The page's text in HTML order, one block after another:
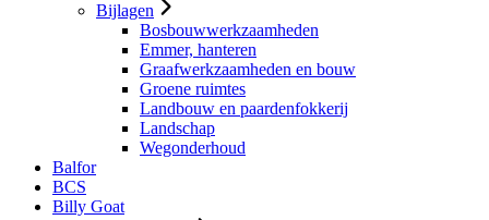
Bijlagen
Bosbouwwerkzaamheden
Emmer, hanteren
Graafwerkzaamheden en bouw
Groene ruimtes
Landbouw en paardenfokkerij
Landschap
Wegonderhoud
Balfor
BCS
Billy Goat